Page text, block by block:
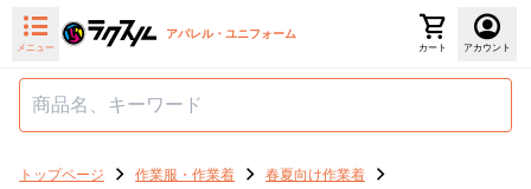
メニュー
アパレル・ユニフォーム
カート アカウント
トップページ 作業服・作業着
春夏向け作業着